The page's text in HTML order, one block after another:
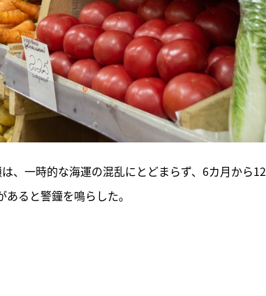
、一時的な海運の混乱にとどまらず、6カ月から12
ると警鐘を鳴らした。